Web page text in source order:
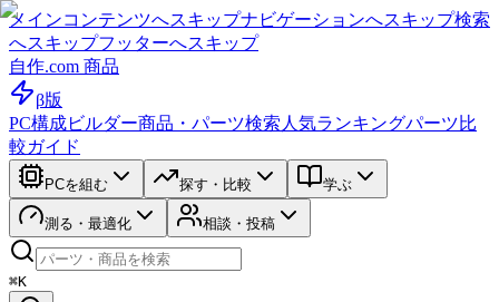
メインコンテンツへスキップナビゲーションへスキップ検索
へスキップフッターへスキップ
自作.com 商品
β版
PC構成ビルダー商品・パーツ検索 人気ランキングパーツ比
較ガイド
PCを組む 探す・比較 学ぶ
測る・最適化 相談・投稿
⌘K